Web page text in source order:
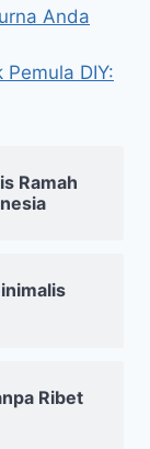
Anda
DIY:
Ramah
Ribet